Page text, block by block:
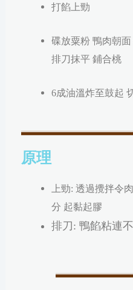
打餡上勁
碟放粟粉 鴨肉朝
排刀抹平 鋪合桃
6成油溫炸至鼓起
原理
上勁: 透過攪拌令
分 起黏起膠
排刀: 鴨餡粘連